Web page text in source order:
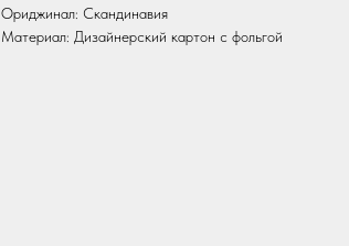
Ориджинал: Скандинавия
Материал: Дизайнерский картон с фольгой